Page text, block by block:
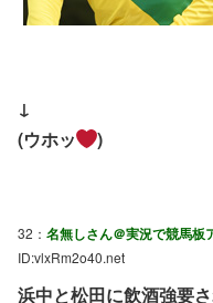
↓
(ウホッ
)
32： 名無しさん＠実況で競馬板
ID:vlxRm2o40.net
浜中と松田に飲酒強要